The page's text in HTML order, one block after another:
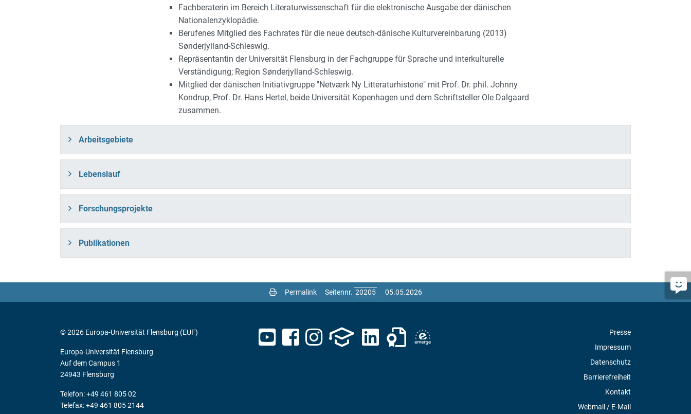
Fachberaterin im Bereich Literaturwissenschaft für die elektronische Ausgabe der dänischen
Nationalenzyklopädie.
Berufenes Mitglied des Fachrates für die neue deutsch-dänische Kulturvereinbarung (2013)
Sønderjylland-Schleswig.
Repräsentantin der Universität Flensburg in der Fachgruppe für Sprache und interkulturelle
Verständigung; Region Sønderjylland-Schleswig.
Mitglied der dänischen Initiativgruppe "Netværk Ny Litteraturhistorie" mit Prof. Dr. phil. Johnny
Kondrup, Prof. Dr. Hans Hertel, beide Universität Kopenhagen und dem Schriftsteller Ole Dalgaard
zusammen.
Arbeitsgebiete
Lebenslauf
Forschungsprojekte
Publikationen
Permalink Seitennr. 05.05.2026
Presse
Impressum
Datenschutz
Barrierefreiheit
Kontakt
Webmail / E-Mail
© 2026 Europa-Universität Flensburg (EUF)
Europa-Universität Flensburg
Auf dem Campus 1
24943 Flensburg
Telefon: +49 461 805 02
Telefax: +49 461 805 2144